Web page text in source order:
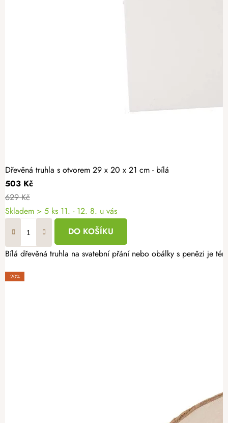
Dřevěná truhla s otvorem 29 x 20 x 21 cm - bílá
503 Kč
629 Kč
Skladem > 5 ks 11. - 12. 8. u vás
DO KOŠÍKU
Bílá dřevěná truhla na svatební přání nebo obálky s penězi je
-20%